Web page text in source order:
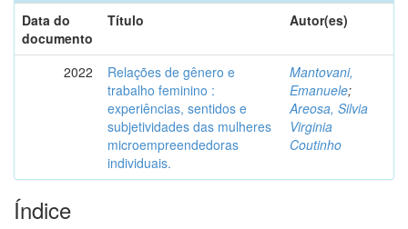
Data do
documento
Título Autor(es)
2022
Relações de gênero e
trabalho feminino :
experiências, sentidos e
subjetividades das mulheres
microempreendedoras
individuais.
Mantovani,
Emanuele;
Areosa, Silvia
Virginia
Coutinho
Índice